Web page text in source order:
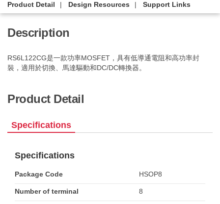
Product Detail Design Resources Support Links
Description
RS6L122CG是一款功率MOSFET，具有低導通電阻和高功率封
裝，適用於切換、馬達驅動和DC/DC轉換器。
Product Detail
Specifications
Specifications
Package Code HSOP8
Number of terminal 8